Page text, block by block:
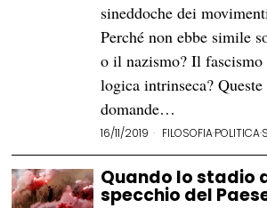
sineddoche dei
Perché non ebbe simile
o il nazismo? Il fascismo
logica intrinseca?
domande…
16/11/2019 FILOSOFIA·POLITICA·
Quando lo stadio
specchio del